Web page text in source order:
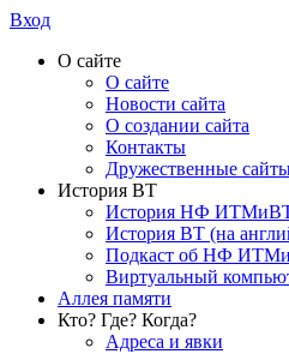
Вход
О сайте
О сайте
Новости сайта
О создании сайта
Контакты
Дружественные
История ВТ
История НФ
История ВТ (на
Подкаст об НФ
Виртуальный
Аллея памяти
Кто? Где? Когда?
Адреса и явки